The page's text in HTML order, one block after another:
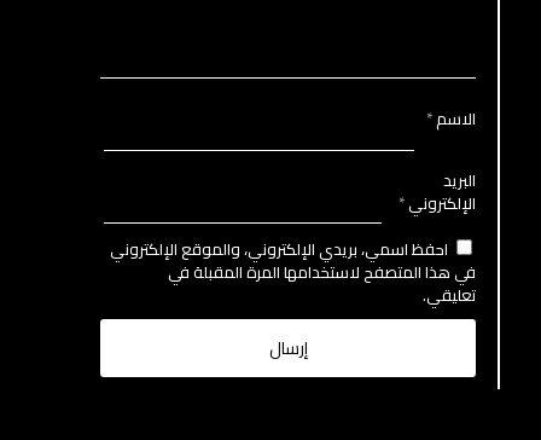
الاسم*
البريد
الإلكتروني*
احفظ اسمي، بريدي الإلكتروني، والموقع الإلكتروني
في هذا المتصفح لاستخدامها المرة المقبلة في
تعليقي.